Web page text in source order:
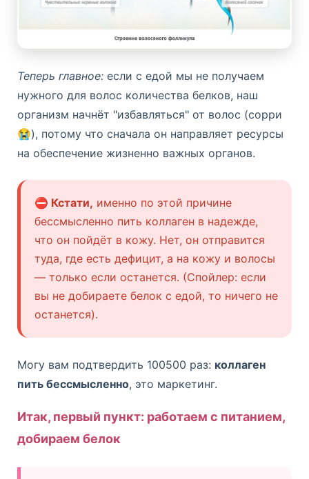
Теперь главное: если с едой мы не получаем
нужного для волос количества белков, наш
организм начнёт "избавляться" от волос (сорри
😭), потому что сначала он направляет ресурсы
на обеспечение жизненно важных органов.
⛔ Кстати, именно по этой причине
бессмысленно пить коллаген в надежде,
что он пойдёт в кожу. Нет, он отправится
туда, где есть дефицит, а на кожу и волосы
— только если останется. (Спойлер: если
вы не добираете белок с едой, то ничего не
останется).
Могу вам подтвердить 100500 раз: коллаген
пить бессмысленно, это маркетинг.
Итак, первый пункт: работаем с питанием,
добираем белок